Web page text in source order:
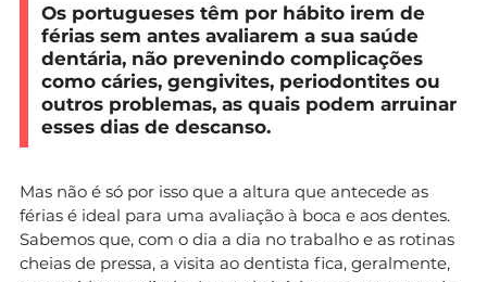
Os portugueses têm por hábito irem de
férias sem antes avaliarem a sua saúde
dentária, não prevenindo complicações
como cáries, gengivites, periodontites ou
outros problemas, as quais podem arruinar
esses dias de descanso.
Mas não é só por isso que a altura que antecede as
férias é ideal para uma avaliação à boca e aos dentes.
Sabemos que, com o dia a dia no trabalho e as rotinas
cheias de pressa, a visita ao dentista fica, geralmente,